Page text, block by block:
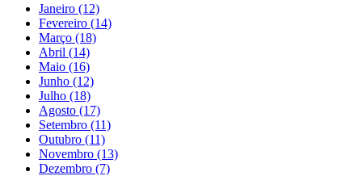
Janeiro (12)
Fevereiro (14)
Março (18)
Abril (14)
Maio (16)
Junho (12)
Julho (18)
Agosto (17)
Setembro (11)
Outubro (11)
Novembro (13)
Dezembro (7)